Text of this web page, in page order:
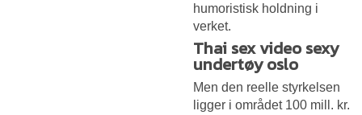
humoristisk holdning i
verket.
Thai sex video sexy
undertøy oslo
Men den reelle styrkelsen
ligger i området 100 mill. kr.